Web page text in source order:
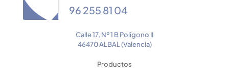
96 255 81 04
Calle 17, Nº 1 B Polígono II
46470 ALBAL (Valencia)
Productos